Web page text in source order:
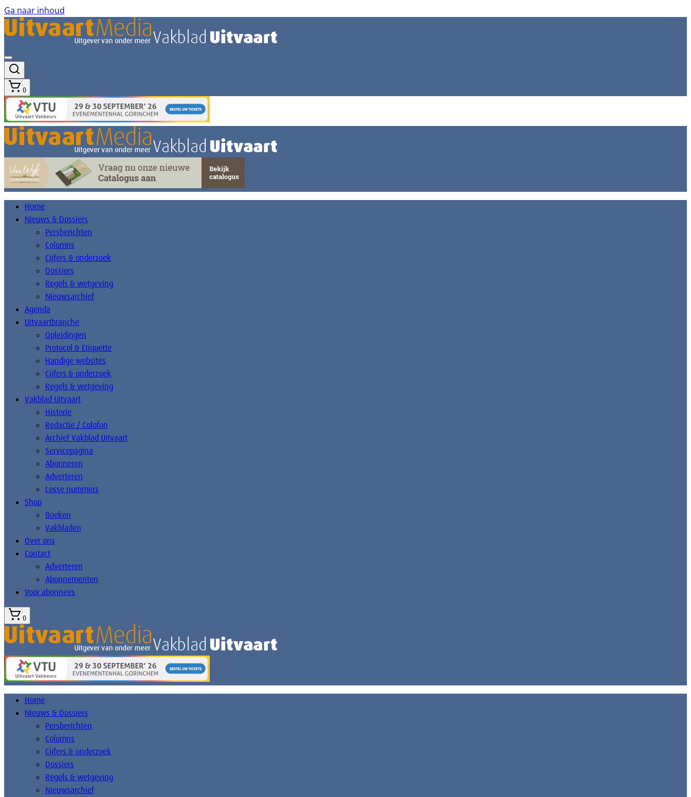
Ga naar inhoud
0
Home
Nieuws & Dossiers
Persberichten
Columns
Cijfers & onderzoek
Dossiers
Regels & wetgeving
Nieuwsarchief
Agenda
Uitvaartbranche
Opleidingen
Protocol & Etiquette
Handige websites
Cijfers & onderzoek
Regels & wetgeving
Vakblad Uitvaart
Historie
Redactie / Colofon
Archief Vakblad Uitvaart
Servicepagina
Abonneren
Adverteren
Losse nummers
Shop
Boeken
Vakbladen
Over ons
Contact
Adverteren
Abonnementen
Voor abonnees
0
Home
Nieuws & Dossiers
Persberichten
Columns
Cijfers & onderzoek
Dossiers
Regels & wetgeving
Nieuwsarchief